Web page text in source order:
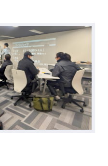
社員インタビュー
福利厚生